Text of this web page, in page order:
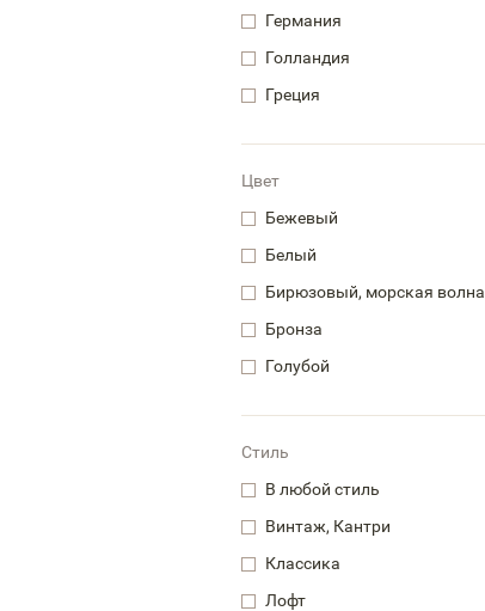
Германия
Голландия
Греция
Цвет
Бежевый
Белый
Бирюзовый, морская волна
Бронза
Голубой
Стиль
В любой стиль
Винтаж, Кантри
Классика
Лофт